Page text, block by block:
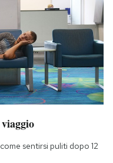
sentirsi puliti dopo 12